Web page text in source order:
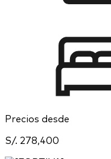
Precios desde
S/. 278,400